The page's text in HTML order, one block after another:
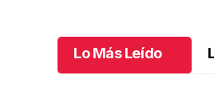
Lo Más Leído